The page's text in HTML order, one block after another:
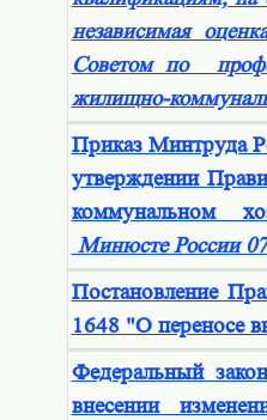
независимая
Советом по
жилищно-
Приказ Минтруда
утверждении
коммунальном
Минюсте России
Постановление
1648 "О переносе
Федеральный
внесении